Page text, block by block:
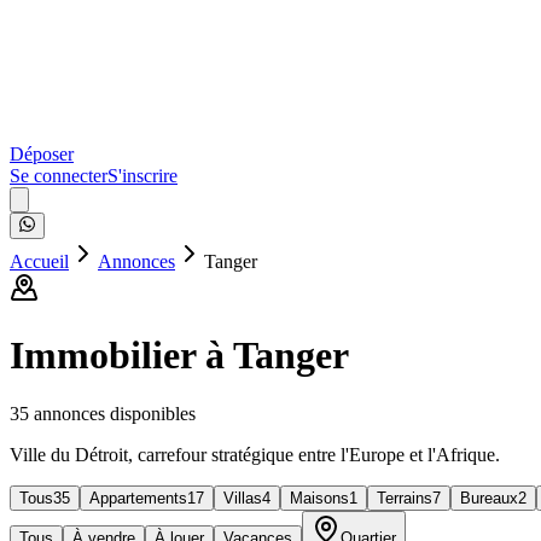
Déposer
Se connecterS'inscrire
Accueil Annonces Tanger
Immobilier à Tanger
35 annonces disponibles
Ville du Détroit, carrefour stratégique entre l'Europe et l'Afrique.
Tous35 Appartements17 Villas4 Maisons1 Terrains7 Bureaux2